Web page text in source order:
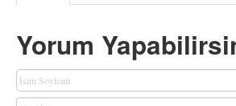
Yorum